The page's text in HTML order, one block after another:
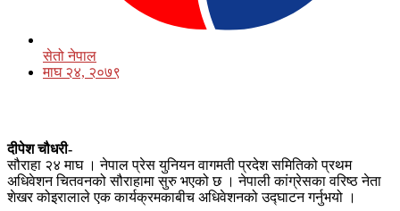
सेतो नेपाल
माघ २४, २०७९
दीपेश चौधरी-
सौराहा २४ माघ । नेपाल प्रेस युनियन वागमती प्रदेश समितिको प्रथम
अधिवेशन चितवनको सौराहामा सुरु भएको छ । नेपाली कांग्रेसका वरिष्ठ नेता
शेखर कोइरालाले एक कार्यक्रमकाबीच अधिवेशनको उद्घाटन गर्नुभयो ।